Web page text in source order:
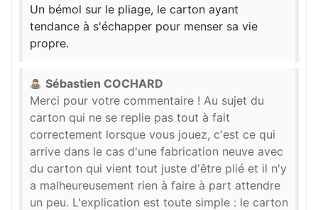
Un bémol sur le pliage, le carton ayant
tendance à s'échapper pour menser sa vie
propre.
Sébastien COCHARD
Merci pour votre commentaire ! Au sujet du
carton qui ne se replie pas tout à fait
correctement lorsque vous jouez, c'est ce qui
arrive dans le cas d'une fabrication neuve avec
du carton qui vient tout juste d'être plié et il n'y
a malheureusement rien à faire à part attendre
un peu. L'explication est toute simple : le carton